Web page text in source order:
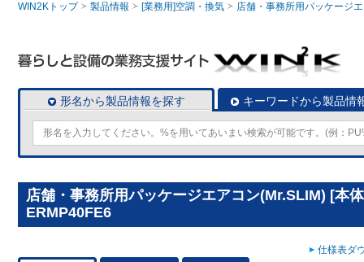
WIN2Kトップ 製品情報 [業務用]空調・換気 店舗・事務所用パッケージ
形名から製品情報を探す キーワードから製品情
店舗・事務所用パッケージエアコン(Mr.SLIM) [本
ERMP40FE6
仕様表ダ